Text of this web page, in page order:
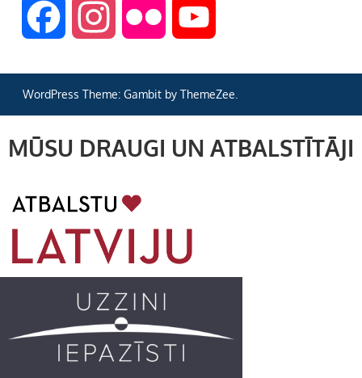
c
e
o
o
s
t
g
r
a
m
i
r
u
T
e
WordPress Theme: Gambit by ThemeZee.
MŪSU DRAUGI UN ATBALSTĪTĀJI